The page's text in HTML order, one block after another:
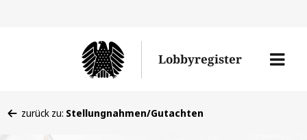
Lobbyregister
Menü
befinden
zurück zu: Stellungnahmen/Gutachten